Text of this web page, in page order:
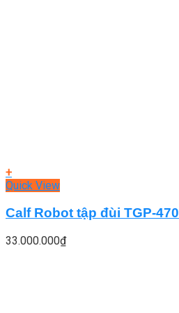
+
Quick View
Calf Robot tập đùi TGP-470
33.000.000₫